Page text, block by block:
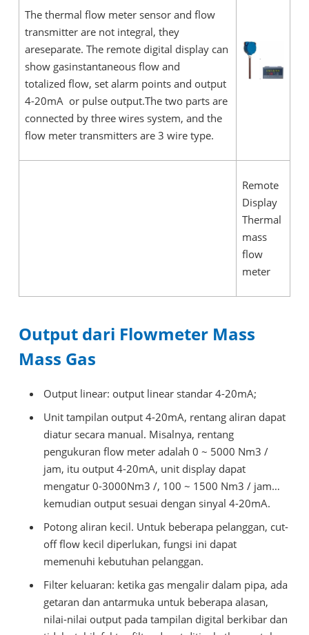
The thermal flow meter sensor and flow
transmitter are not integral, they
areseparate. The remote digital display can
show gasinstantaneous flow and
totalized flow, set alarm points and output
4-20mA or pulse output.The two parts are
connected by three wires system, and the
flow meter transmitters are 3 wire type.
Remote
Display
Thermal
mass
flow
meter
Output dari Flowmeter Mass
Mass Gas
Output linear: output linear standar 4-20mA;
Unit tampilan output 4-20mA, rentang aliran dapat
diatur secara manual. Misalnya, rentang
pengukuran flow meter adalah 0 ~ 5000 Nm3 /
jam, itu output 4-20mA, unit display dapat
mengatur 0-3000Nm3 /, 100 ~ 1500 Nm3 / jam…
kemudian output sesuai dengan sinyal 4-20mA.
Potong aliran kecil. Untuk beberapa pelanggan, cut-
off flow kecil diperlukan, fungsi ini dapat
memenuhi kebutuhan pelanggan.
Filter keluaran: ketika gas mengalir dalam pipa, ada
getaran dan antarmuka untuk beberapa alasan,
nilai-nilai output pada tampilan digital berkibar dan